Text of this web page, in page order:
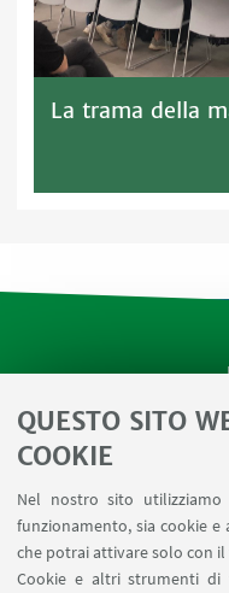
QUESTO SITO
COOKIE
Nel nostro sito
funzionamento, sia cookie
che potrai attivare solo con
Cookie e altri strumenti di
La trama della